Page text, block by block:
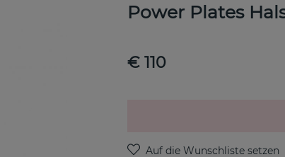
Power Plates
€ 110